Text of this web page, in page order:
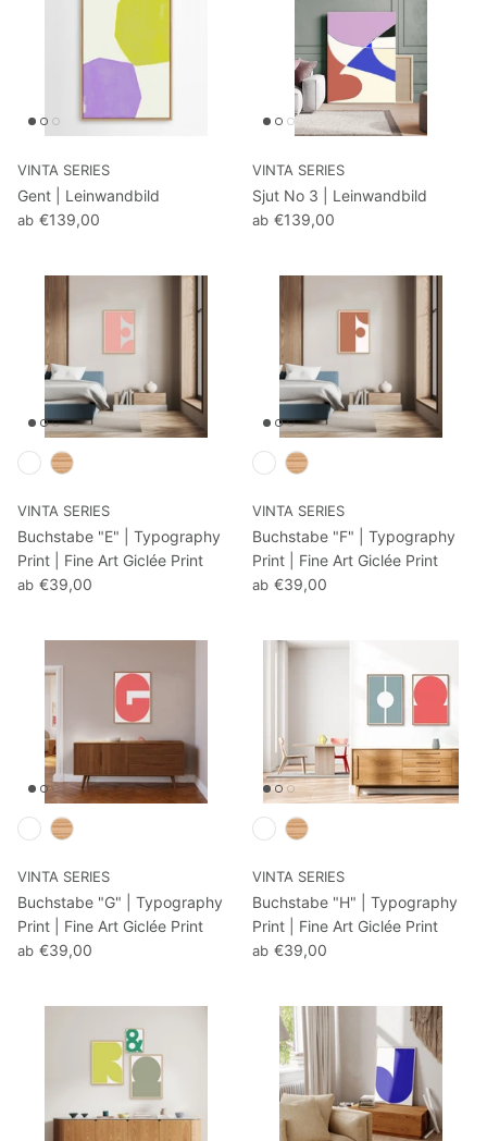
VINTA SERIES
Gent | Leinwandbild
ab €139,00
VINTA SERIES
Sjut No 3 | Leinwandbild
ab €139,00
VINTA SERIES
Buchstabe "E" | Typography
Print | Fine Art Giclée Print
ab €39,00
VINTA SERIES
Buchstabe "F" | Typography
Print | Fine Art Giclée Print
ab €39,00
VINTA SERIES
Buchstabe "G" | Typography
Print | Fine Art Giclée Print
ab €39,00
VINTA SERIES
Buchstabe "H" | Typography
Print | Fine Art Giclée Print
ab €39,00